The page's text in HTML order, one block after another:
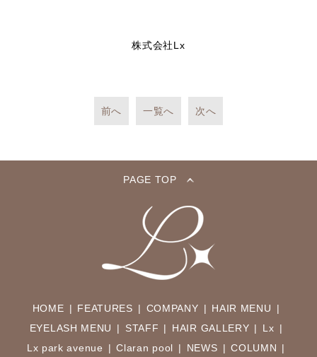
株式会社Lx
前へ 一覧へ 次へ
PAGE TOP
HOME FEATURES COMPANY
HAIR MENU
EYELASH MENU
STAFF HAIR GALLERY
Lx
Lx park avenue
Claran pool NEWS COLUMN